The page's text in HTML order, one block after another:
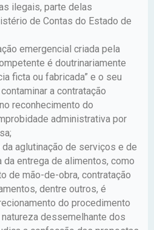
ilegais, parte delas
de Contas do Estado de
emergencial criada pela
é doutrinariamente
ficta ou fabricada” e o seu
a contratação
reconhecimento do
administrativa por
aglutinação de serviços e de
entrega de alimentos, como
de mão-de-obra, contratação
dentre outros, é
do procedimento
dessemelhante dos